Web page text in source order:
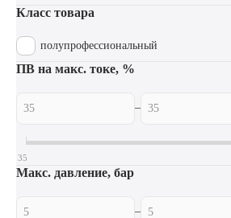
Класс товара
полупрофессиональный
ПВ на макс. токе, %
–
35
Макс. давление, бар
–